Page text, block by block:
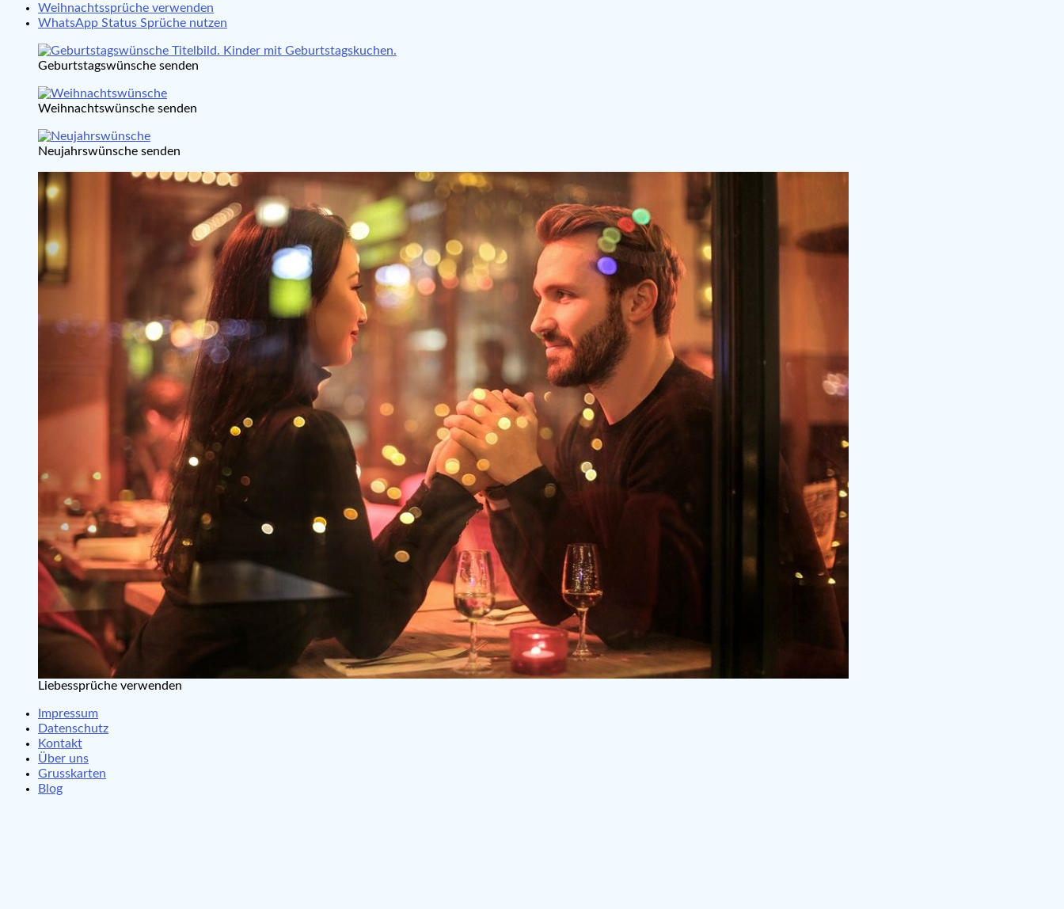
Weihnachtssprüche verwenden
WhatsApp Status Sprüche nutzen
Geburtstagswünsche senden
Weihnachtswünsche senden
Neujahrswünsche senden
Liebessprüche verwenden
Impressum
Datenschutz
Kontakt
Über uns
Grusskarten
Blog